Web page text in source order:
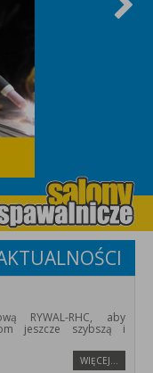
RYWAL-RHC, aby
jeszcze szybszą i
WIĘCEJ…